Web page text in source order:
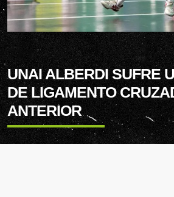
UNAI ALBERDI SUFRE
DE LIGAMENTO
ANTERIOR